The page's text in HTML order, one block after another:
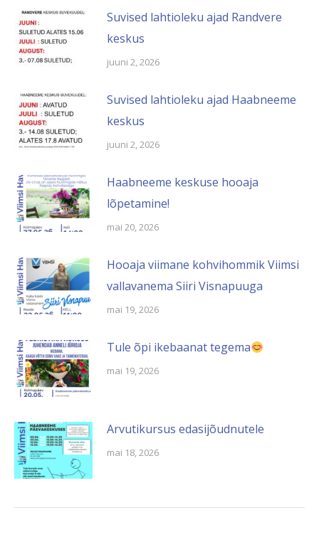
Suvised lahtioleku ajad Randvere
keskus
juuni 2, 2026
Suvised lahtioleku ajad Haabneeme
keskus
juuni 2, 2026
Haabneeme keskuse hooaja
lõpetamine!
mai 20, 2026
Hooaja viimane kohvihommik Viimsi
vallavanema Siiri Visnapuuga
mai 19, 2026
Tule õpi ikebaanat tegema
mai 19, 2026
Arvutikursus edasijõudnutele
mai 18, 2026